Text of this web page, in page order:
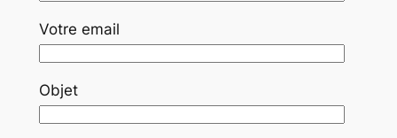
Votre email
Objet